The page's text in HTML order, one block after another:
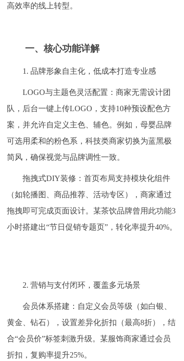
高效率的线上转型。
一、核心功能详解
1. 品牌形象自主化，低成本打造专业感
LOGO与主题色灵活配置：商家无需设计团
队，后台一键上传LOGO，支持10种预设配色方
案，并允许自定义主色、辅色。例如，母婴品牌
可选用柔和的粉色系，科技类商家切换为蓝黑极
简风，确保视觉与品牌调性一致。
拖拽式DIY装修：首页布局支持模块化组件
（如轮播图、商品推荐、活动专区），商家通过
拖拽即可完成页面设计。某茶饮品牌曾用此功能3
小时搭建出“节日促销专题页”，转化率提升40%。
2. 营销与支付闭环，覆盖多元场景
会员体系搭建：自定义会员等级（如白银、
黄金、钻石），设置差异化折扣（最高8折），结
合“会员价”标签刺激升级。某服饰商家通过会员
折扣，复购率提升25%。